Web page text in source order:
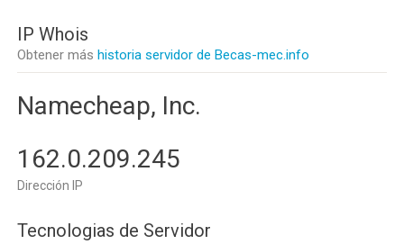
IP Whois
Obtener más historia servidor de Becas-mec.info
Namecheap, Inc.
162.0.209.245
Dirección IP
Tecnologias de Servidor